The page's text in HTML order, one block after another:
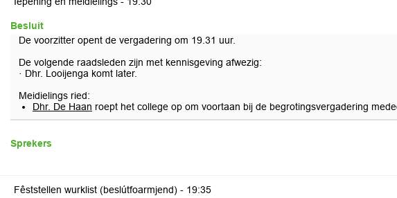
Besluit
De voorzitter opent de vergadering om 19.31 uur.
De volgende raadsleden zijn met kennisgeving afwezig:
· Dhr. Looijenga komt later.
Meidielings ried:
Dhr. De Haan roept het college op om voortaan bij de begrotingsvergadering
Sprekers
Fêststellen wurklist (beslútfoarmjend) - 19:35